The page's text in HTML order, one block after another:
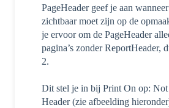
PageHeader geef je aan
zichtbaar moet zijn op de
je ervoor om de PageHeader
pagina’s zonder ReportHeader,
2.
Dit stel je in bij Print On op:
Header (zie afbeelding